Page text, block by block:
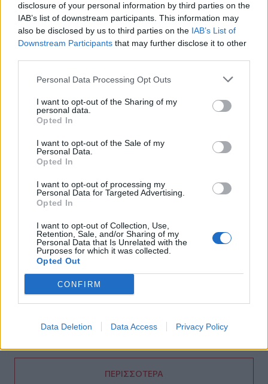
disclosure of your personal information by third parties on the
IAB’s list of downstream participants. This information may
also be disclosed by us to third parties on the IAB’s List of
Downstream Participants that may further disclose it to other
Personal Data Processing Opt Outs
I want to opt-out of the Sharing of my
personal data.
Opted In
I want to opt-out of the Sale of my
Personal Data.
Opted In
I want to opt-out of processing my
Personal Data for Targeted Advertising.
Opted In
I want to opt-out of Collection, Use,
Retention, Sale, and/or Sharing of my
Personal Data that Is Unrelated with the
Purposes for which it was collected.
Opted Out
CONFIRM
Data Deletion Data Access Privacy Policy
06:57
Υψηλός και σήμερα ο κίνδυνος πυρκαγιάς στην Κρήτη
τσουχτερά πρόστιμα έως 1.000 ευρώ
Τα φρούτα που επιλέγουν 4 ενδοκρινολόγοι για καλύτερο
03:34
μητέρα της
Ο έρωτας θα πρωταγωνιστήσει στη ζωή αυτών των
ζωδίων τον Αύγουστο
01:42
Καύσωνας στο γραφείο: Πόσο μπορεί να χαλαρώσει το
dress code
Παιδιά στην πισίνα: 6 απαράβατοι κανόνες για την
πρόληψη του πνιγμού
ΠΕΡΙΣΣΟΤΕΡΑ